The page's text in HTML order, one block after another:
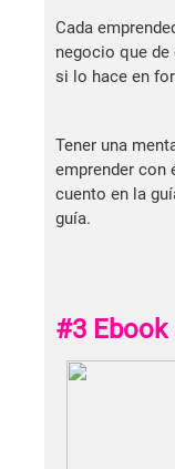
Cada
negocio que
si lo hace en
Tener una
emprender con
cuento en la
guía.
#3 Ebook